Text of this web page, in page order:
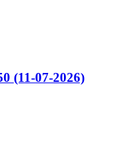
(11-07-2026)